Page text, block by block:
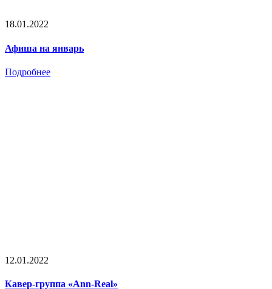
18.01.2022
Афиша на январь
Подробнее
12.01.2022
Кавер-группа «Ann-Real»